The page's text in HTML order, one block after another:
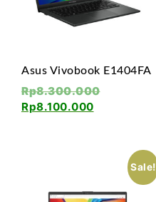
Asus Vivobook E1404FA
Rp8.300.000
Rp8.100.000
Sale!